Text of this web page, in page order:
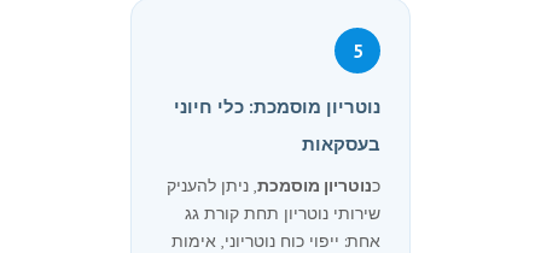
5
נוטריון מוסמכת: כלי חיוני
בעסקאות
כנוטריון מוסמכת, ניתן להעניק
שירותי נוטריון תחת קורת גג
אחת: ייפוי כוח נוטריוני, אימות